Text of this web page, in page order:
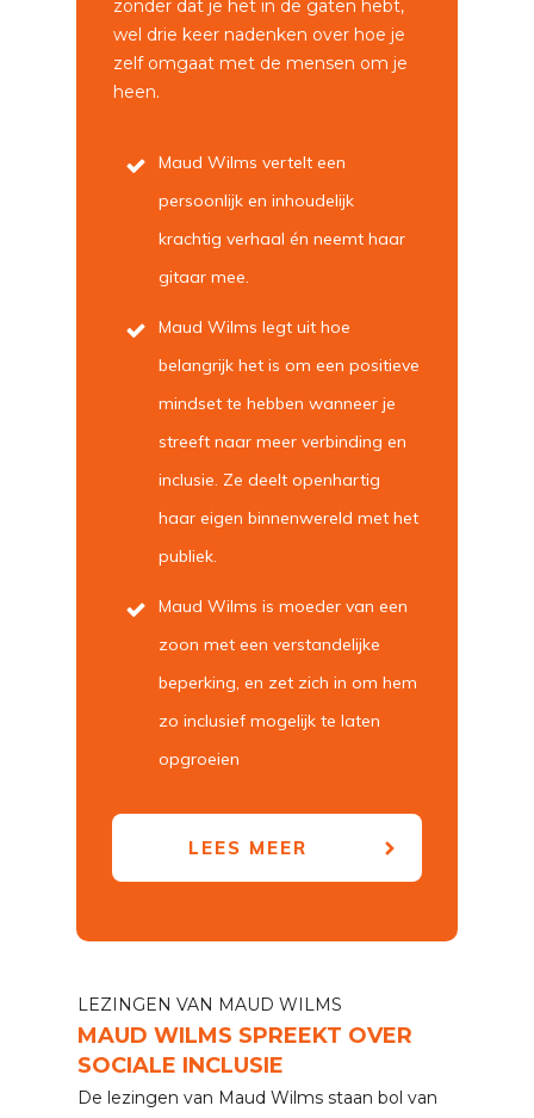
zonder dat je het in de gaten hebt,
wel drie keer nadenken over hoe je
zelf omgaat met de mensen om je
heen.
Maud Wilms vertelt een
persoonlijk en inhoudelijk
krachtig verhaal én neemt haar
gitaar mee.
Maud Wilms legt uit hoe
belangrijk het is om een positieve
mindset te hebben wanneer je
streeft naar meer verbinding en
inclusie. Ze deelt openhartig
haar eigen binnenwereld met het
publiek.
Maud Wilms is moeder van een
zoon met een verstandelijke
beperking, en zet zich in om hem
zo inclusief mogelijk te laten
opgroeien
LEES MEER
LEZINGEN VAN MAUD WILMS
MAUD WILMS SPREEKT OVER
SOCIALE INCLUSIE
De lezingen van Maud Wilms staan bol van